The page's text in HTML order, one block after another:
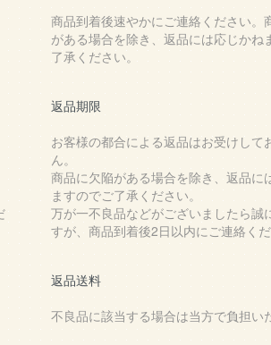
商品到着後速やかにご連絡ください。
がある場合を除き、返品には応じかね
了承ください。
返品期限
お客様の都合による返品はお受けして
ん。
商品に欠陥がある場合を除き、返品に
ますのでご了承ください。
万が一不良品などがございましたら誠
すが、商品到着後2日以内にご連絡くだ
返品送料
不良品に該当する場合は当方で負担い